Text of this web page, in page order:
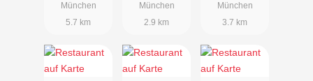
München
5.7 km
München
2.9 km
München
3.7 km